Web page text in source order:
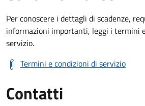
Per conoscere i dettagli di scadenze,
informazioni importanti, leggi i termini
servizio.
Termini e condizioni di servizio
Contatti